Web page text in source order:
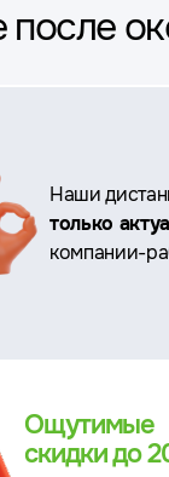
Наши
только
компании-
Ощутимые
скидки до